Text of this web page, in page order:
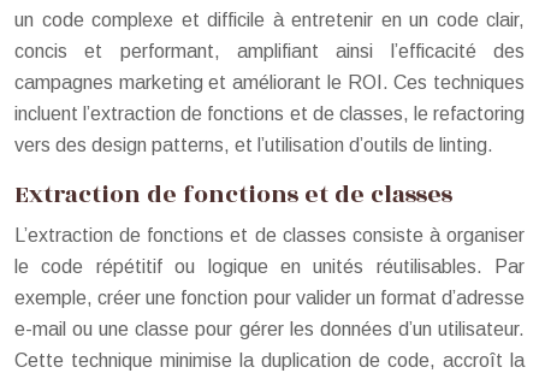
un code complexe et difficile à entretenir en un code clair,
concis et performant, amplifiant ainsi l’efficacité des
campagnes marketing et améliorant le ROI. Ces techniques
incluent l’extraction de fonctions et de classes, le refactoring
vers des design patterns, et l’utilisation d’outils de linting.
Extraction de fonctions et de classes
L’extraction de fonctions et de classes consiste à organiser
le code répétitif ou logique en unités réutilisables. Par
exemple, créer une fonction pour valider un format d’adresse
e-mail ou une classe pour gérer les données d’un utilisateur.
Cette technique minimise la duplication de code, accroît la